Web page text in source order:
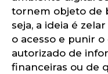
tornem objeto de
seja, a ideia é
o acesso e punir
autorizado de
financeiras ou de